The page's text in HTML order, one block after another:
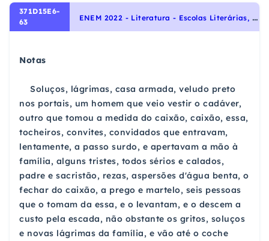
371D15E6-
63
E
NEM 2022 - Literatura - Escolas Literárias, Realismo
Notas
Soluços, lágrimas, casa armada, veludo preto
nos portais, um homem que veio vestir o cadáver,
outro que tomou a medida do caixão, caixão, essa,
tocheiros, convites, convidados que entravam,
lentamente, a passo surdo, e apertavam a mão à
família, alguns tristes, todos sérios e calados,
padre e sacristão, rezas, aspersões d'água benta, o
fechar do caixão, a prego e martelo, seis pessoas
que o tomam da essa, e o levantam, e o descem a
custo pela escada, não obstante os gritos, soluços
e novas lágrimas da família, e vão até o coche